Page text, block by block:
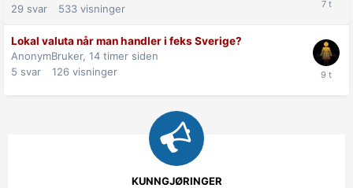
29 svar 533 visninger
Lokal valuta når man handler i feks Sverige?
AnonymBruker, 14 timer siden
5 svar 126 visninger
KUNNGJØRINGER